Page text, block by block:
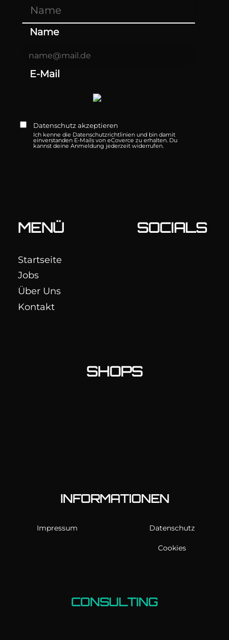
Name
E-Mail
Datenschutz akzeptieren
Ich kenne die Datenschutzrichtlinien und bin damit
einverstanden E-Mails von eCoverce zu erhalten. Du
kannst deine Anmeldung jederzeit widerrufen.
MENÜ
Startseite
Jobs
Über Uns
Kontakt
SOCIALS
SHOPS
INFORMATIONEN
Impressum Datenschutz
Cookies
CONSULTING